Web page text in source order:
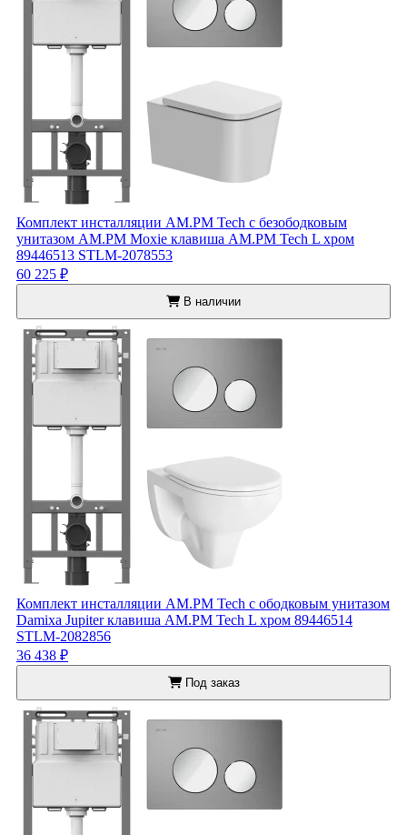
Комплект инсталляции AM.PM Tech с безободковым
унитазом AM.PM Moxie клавиша AM.PM Tech L хром
89446513 STLM-2078553
60 225 ₽
В наличии
Комплект инсталляции AM.PM Tech с ободковым унитазом
Damixa Jupiter клавиша AM.PM Tech L хром 89446514
STLM-2082856
36 438 ₽
Под заказ